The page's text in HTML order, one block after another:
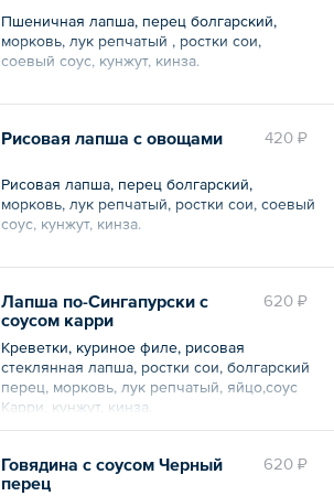
Пшеничная лапша, перец болгарский,
морковь, лук репчатый , ростки сои,
соевый соус, кунжут, кинза.
Лапша собственного производства.
Общий вес – 270 г 420 ₽
Рисовая лапша с овощами
Рисовая лапша, перец болгарский,
морковь, лук репчатый, ростки сои, соевый
соус, кунжут, кинза.
Лапша собственного производства.
Общий вес – 270 г 620 ₽
Лапша по-Сингапурски с
соусом карри
Креветки, куриное филе, рисовая
стеклянная лапша, ростки сои, болгарский
перец, морковь, лук репчатый, яйцо,соус
Карри, кунжут, кинза.
Общий вес – 300 г
620 ₽
Говядина с соусом Черный
перец